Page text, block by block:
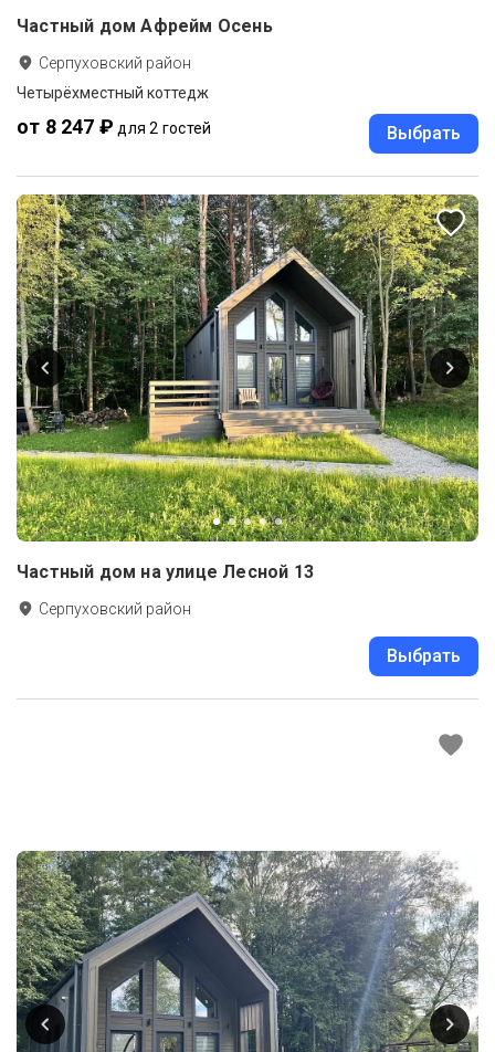
Частный дом Афрейм Осень
Серпуховский район
Четырёхместный коттедж
от 8 247 ₽ для 2 гостей Выбрать
Частный дом на улице Лесной 13
Серпуховский район
Выбрать